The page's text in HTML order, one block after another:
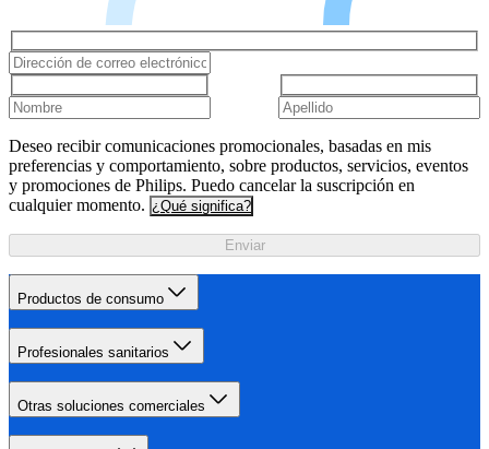
Deseo recibir comunicaciones promocionales, basadas en mis
preferencias y comportamiento, sobre productos, servicios, eventos
y promociones de Philips. Puedo cancelar la suscripción en
cualquier momento. ¿Qué significa?
Enviar
Productos de consumo
Profesionales sanitarios
Otras soluciones comerciales